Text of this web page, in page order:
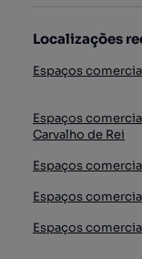
Localizações
Espaços
Espaços
Carvalho de Rei
Espaços
Espaços
Espaços